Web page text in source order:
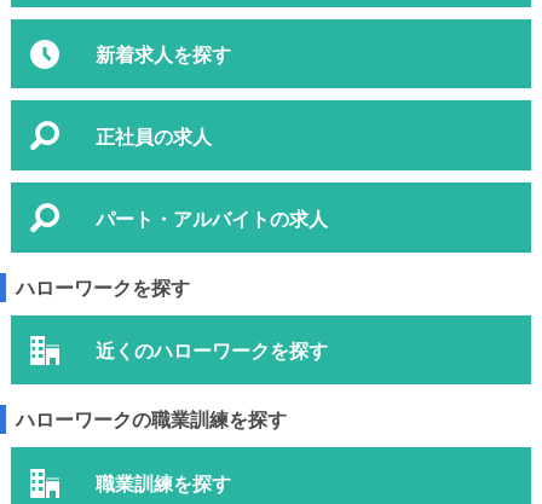
新着求人を探す
正社員の求人
パート・アルバイトの求人
ハローワークを探す
近くのハローワークを探す
ハローワークの職業訓練を探す
職業訓練を探す